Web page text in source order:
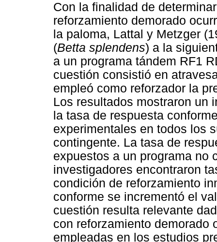
Con la finalidad de
reforzamiento demorado
la paloma, Lattal y Metzger
(Betta splendens) a la
a un programa tándem RF1
cuestión consistió en
empleó como reforzador la
Los resultados mostraron un
la tasa de respuesta
experimentales en todos los
contingente. La tasa de
expuestos a un programa no
investigadores encontraron
condición de reforzamiento
conforme se incrementó el
cuestión resulta relevante
con reforzamiento demorado
empleadas en los estudios